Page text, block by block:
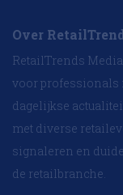
Over
RetailTrends
voor professionals
dagelijkse
met diverse
signaleren en
de retailbranche.